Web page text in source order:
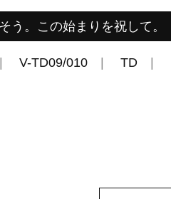
う。この始まりを祝して。
V-TD09/010 TD